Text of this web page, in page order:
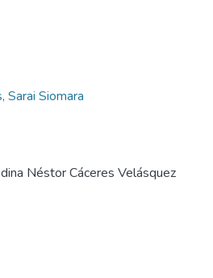
Sarai Siomara
Néstor Cáceres Velásquez